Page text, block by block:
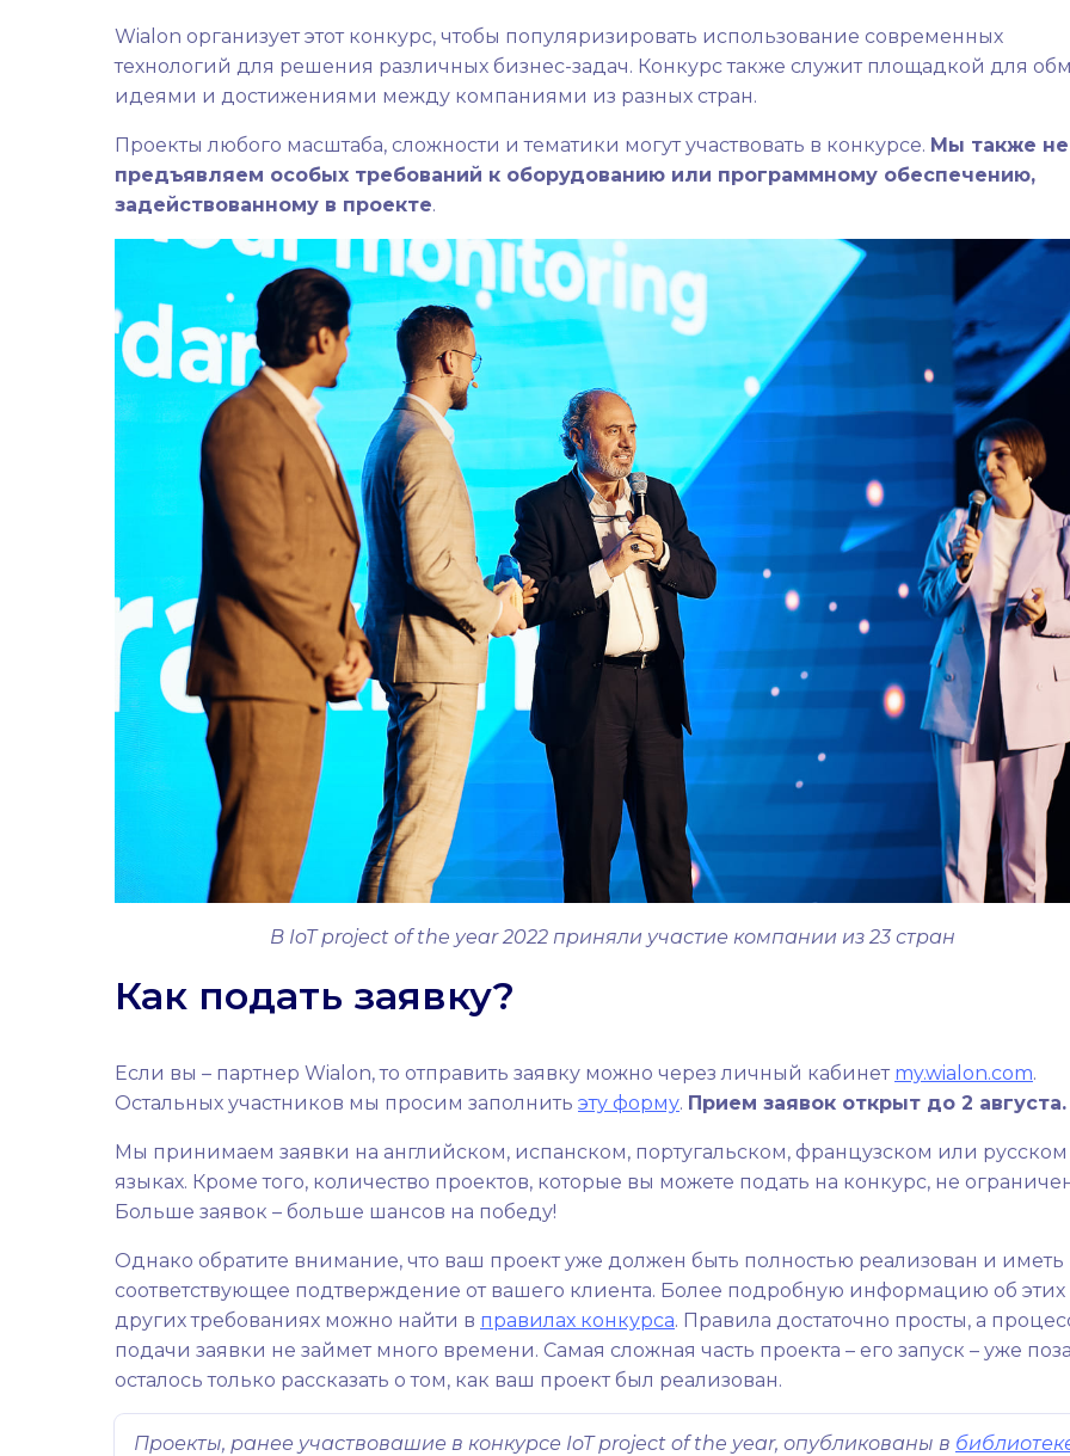
Wialon организует этот конкурс, чтобы популяризировать использование современных
технологий для решения различных бизнес-задач. Конкурс также служит площадкой для
идеями и достижениями между компаниями из разных стран.
Проекты любого масштаба, сложности и тематики могут участвовать в конкурсе. Мы также не
предъявляем особых требований к оборудованию или программному обеспечению,
задействованному в проекте.
В IoT project of the year 2022 приняли участие компании из 23 стран
Как подать заявку?
Если вы – партнер Wialon, то отправить заявку можно через личный кабинет my.wialon.com.
Остальных участников мы просим заполнить эту форму. Прием заявок открыт до 2 августа.
Мы принимаем заявки на английском, испанском, португальском, французском или русском
языках. Кроме того, количество проектов, которые вы можете подать на конкурс, не
Больше заявок – больше шансов на победу!
Однако обратите внимание, что ваш проект уже должен быть полностью реализован и иметь
соответствующее подтверждение от вашего клиента. Более подробную информацию об этих
других требованиях можно найти в правилах конкурса. Правила достаточно просты, а
подачи заявки не займет много времени. Самая сложная часть проекта – его запуск – уже
осталось только рассказать о том, как ваш проект был реализован.
Проекты, ранее участвовашие в конкурсе IoT project of the year, опубликованы в